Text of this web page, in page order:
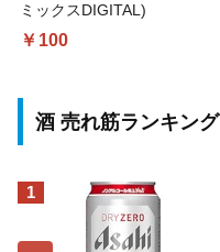
ミックスDIGITAL)
￥100
酒 売れ筋ランキング
1